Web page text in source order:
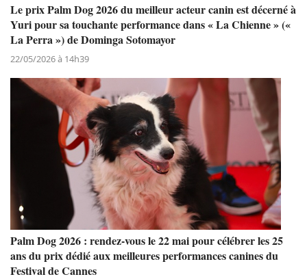
Le prix Palm Dog 2026 du meilleur acteur canin est décerné à
Yuri pour sa touchante performance dans « La Chienne » («
La Perra ») de Dominga Sotomayor
22/05/2026 à 14h39
Palm Dog 2026 : rendez-vous le 22 mai pour célébrer les 25
ans du prix dédié aux meilleures performances canines du
Festival de Cannes